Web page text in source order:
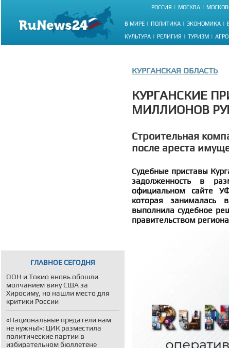
РОССИЯ МОСКВА
В МИРЕ ПОЛИТИКА ЭКОНОМИКА
КУЛЬТУРА РЕЛИГИЯ ТУРИЗМ АГРО
ГЛАВНОЕ СЕГОДНЯ
ООН и Токио вновь обошли
молчанием вину США за
Хиросиму, но нашли место для
критики России
«Национальные предатели нам
не нужны!»: ЦИК разместила
политические партии в
избирательном бюллетене
КУРГАНСКАЯ ОБЛАСТЬ
КУРГАНСКИЕ
МИЛЛИОНОВ
Строительная
после ареста
Судебные приставы
задолженность в
официальном сайте
которая занималась
выполнила судебное
правительством